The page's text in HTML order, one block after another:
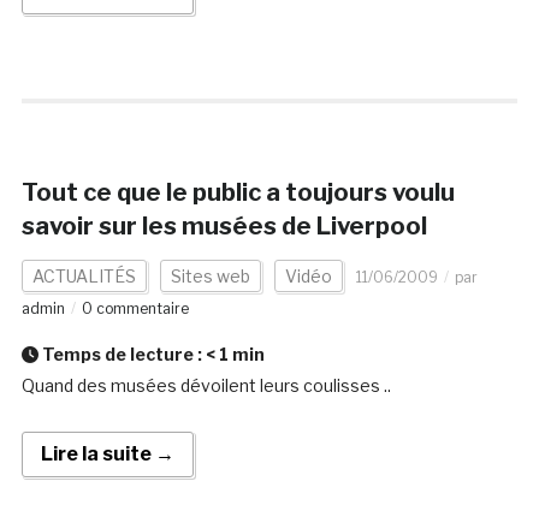
Tout ce que le public a toujours voulu
savoir sur les musées de Liverpool
ACTUALITÉS Sites web Vidéo 11/06/2009
par
admin
0 commentaire
Temps de lecture : < 1 min
Quand des musées dévoilent leurs coulisses ..
Lire la suite →